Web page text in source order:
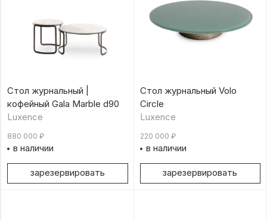
Стол журнальный |
кофейный Gala Marble d90
Luxence
880 000 ₽
в наличии
зарезервировать
Стол журнальный Volo
Circle
Luxence
220 000 ₽
в наличии
зарезервировать